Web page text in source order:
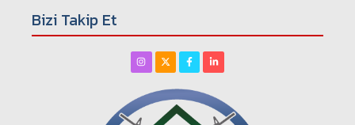
Bizi Takip Et